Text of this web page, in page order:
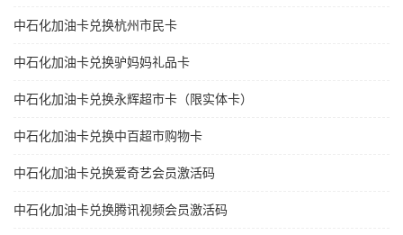
中石化加油卡兑换杭州市民卡
中石化加油卡兑换驴妈妈礼品卡
中石化加油卡兑换永辉超市卡（限实体卡）
中石化加油卡兑换中百超市购物卡
中石化加油卡兑换爱奇艺会员激活码
中石化加油卡兑换腾讯视频会员激活码